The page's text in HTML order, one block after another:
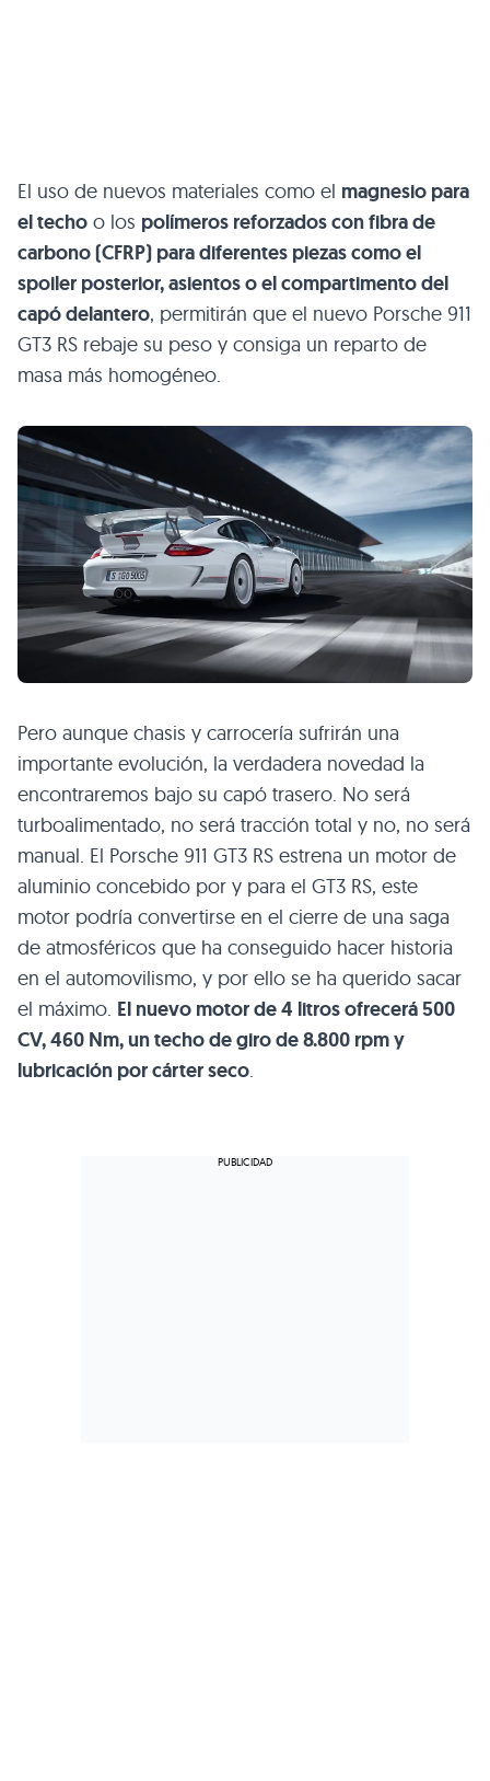
El uso de nuevos materiales como el magnesio para
el techo o los polímeros reforzados con fibra de
carbono (CFRP) para diferentes piezas como el
spoiler posterior, asientos o el compartimento del
capó delantero, permitirán que el nuevo Porsche 911
GT3 RS rebaje su peso y consiga un reparto de
masa más homogéneo.
Pero aunque chasis y carrocería sufrirán una
importante evolución, la verdadera novedad la
encontraremos bajo su capó trasero. No será
turboalimentado, no será tracción total y no, no será
manual. El Porsche 911 GT3 RS estrena un motor de
aluminio concebido por y para el GT3 RS, este
motor podría convertirse en el cierre de una saga
de atmosféricos que ha conseguido hacer historia
en el automovilismo, y por ello se ha querido sacar
el máximo. El nuevo motor de 4 litros ofrecerá 500
CV, 460 Nm, un techo de giro de 8.800 rpm y
lubricación por cárter seco.